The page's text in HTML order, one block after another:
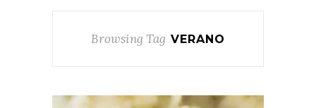
Browsing Tag VERANO